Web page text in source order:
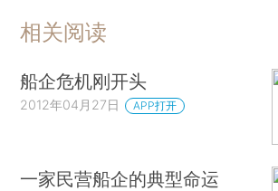
相关阅读
船企危机刚开头
2012年04月27日 APP打开
一家民营船企的典型命运